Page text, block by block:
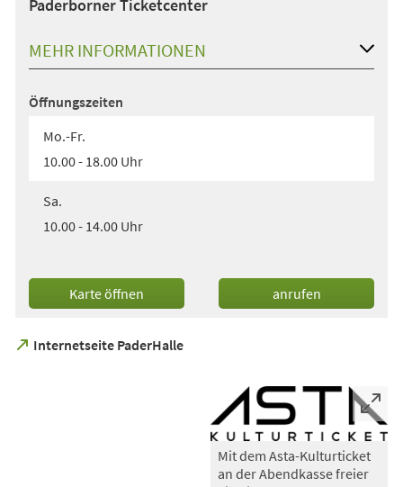
Paderborner Ticketcenter
MEHR INFORMATIONEN
Öffnungszeiten
Mo.-Fr.
10.00 - 18.00 Uhr
Sa.
10.00 - 14.00 Uhr
Karte öffnen
(Öffnet
in
Tab)
anrufen
Internetseite PaderHalle
(Öffnet
Mit dem Asta-Kulturticket
an der Abendkasse freier